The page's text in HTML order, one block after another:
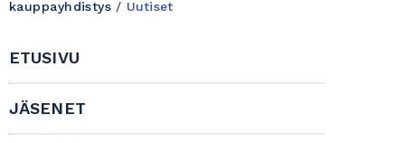
kauppayhdistys / Uutiset
ETUSIVU
JÄSENET